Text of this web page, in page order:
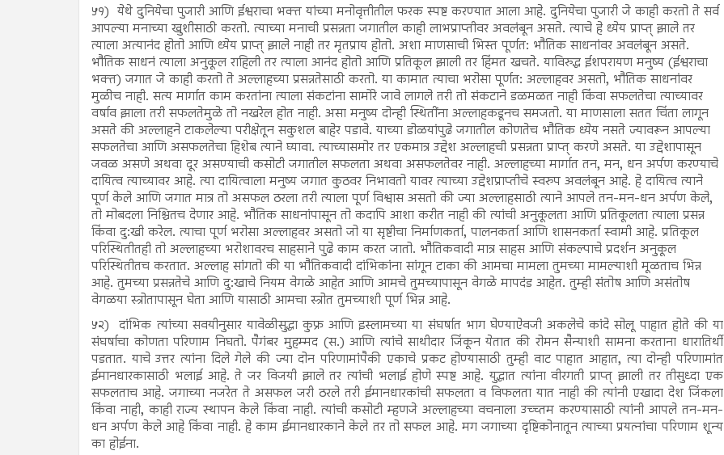
५१) येथे दुनियेचा पुजारी आणि ईश्वराचा भक्त यांच्या मनोवृत्तीतील फरक स्पष्ट करण्यात आला आहे. दुनियेचा पुजारी जे काही करतो ते सर्व
आपल्या मनाच्या खुशीसाठी करतो. त्याच्या मनाची प्रसन्नता जगातील काही लाभप्राप्तीवर अवलंबून असते. त्याचे हे ध्येय प्राप्त् झाले तर
त्याला अत्यानंद होतो आणि ध्येय प्राप्त् झाले नाही तर मृतप्राय होतो. अशा माणसाची भिस्त पूर्णत: भौतिक साधनांवर अवलंबून असते.
भौतिक साधनं त्याला अनुकूल राहिली तर त्याला आनंद होतो आणि प्रतिकूल झाली तर हिंमत खचते. याविरुद्ध ईशपरायण मनुष्य (ईश्वराचा
भक्त) जगात जे काही करतो ते अल्लाहच्या प्रसन्नतेसाठी करतो. या कामात त्याचा भरोसा पूर्णत: अल्लाहवर असतो, भौतिक साधनांवर
मुळीच नाही. सत्य मार्गात काम करतांना त्याला संकटांना सामोरे जावे लागले तरी तो संकटाने डळमळत नाही किंवा सफलतेचा त्याच्यावर
वर्षाव झाला तरी सफलतेमुळे तो नखरेल होत नाही. असा मनुष्य दोन्ही स्थितींना अल्लाहकडूनच समजतो. या माणसाला सतत चिंता लागून
असते की अल्लाहने टाकलेल्या परीक्षेतून सकुशल बाहेर पडावे. याच्या डोळयांपुढे जगातील कोणतेच भौतिक ध्येय नसते ज्यावरून आपल्या
सफलतेचा आणि असफलतेचा हिशेब त्याने घ्यावा. त्याच्यासमोर तर एकमात्र उद्देश अल्लाहची प्रसन्नता प्राप्त् करणे असते. या उद्देशापासून
जवळ असणे अथवा दूर असण्याची कसोटी जगातील सफलता अथवा असफलतेवर नाही. अल्लाहच्या मार्गात तन, मन, धन अर्पण करण्याचे
दायित्व त्याच्यावर आहे. त्या दायित्वाला मनुष्य जगात कुठवर निभावतो यावर त्याच्या उद्देशप्राप्तीचे स्वरुप अवलंबून आहे. हे दायित्व त्याने
पूर्ण केले आणि जगात मात्र तो असफल ठरला तरी त्याला पूर्ण विश्वास असतो की ज्या अल्लाहसाठी त्याने आपले तन-मन-धन अर्पण केले,
तो मोबदला निश्चितच देणार आहे. भौतिक साधनांपासून तो कदापि आशा करीत नाही की त्यांची अनुकूलता आणि प्रतिकूलता त्याला प्रसन्न
किंवा दु:खी करेल. त्याचा पूर्ण भरोसा अल्लाहवर असतो जो या सृष्टीचा निर्माणकर्ता, पालनकर्ता आणि शासनकर्ता स्वामी आहे. प्रतिकूल
परिस्थितीतही तो अल्लाहच्या भरोशावरच साहसाने पुढे काम करत जातो. भौतिकवादी मात्र साहस आणि संकल्पाचे प्रदर्शन अनुकूल
परिस्थितीतच करतात. अल्लाह सांगतो की या भौतिकवादी दांभिकांना सांगून टाका की आमचा मामला तुमच्या मामल्याशी मूळताच भिन्न
आहे. तुमच्या प्रसन्नतेचे आणि दु:खाचे नियम वेगळे आहेत आणि आमचे तुमच्यापासून वेगळे मापदंड आहेत. तुम्ही संतोष आणि असंतोष
वेगळया स्त्रोतापासून घेता आणि यासाठी आमचा स्त्रोत तुमच्याशी पूर्ण भिन्न आहे.
५२) दांभिक त्यांच्या सवयीनुसार यावेळीसुद्धा कुफ्र आणि इस्लामच्या या संघर्षात भाग घेण्याऐवजी अकलेचे कांदे सोलू पाहात होते की या
संघर्षाचा कोणता परिणाम निघतो. पैगंबर मुहम्मद (स.) आणि त्यांचे साथीदार जिंकून येतात की रोमन सैन्याशी सामना करताना धारातिर्थी
पडतात. याचे उत्तर त्यांना दिले गेले की ज्या दोन परिणामांपैकी एकाचे प्रकट होण्यासाठी तुम्ही वाट पाहात आहात, त्या दोन्ही परिणामांत
ईमानधारकासाठी भलाई आहे. ते जर विजयी झाले तर त्यांची भलाई होणे स्पष्ट आहे. युद्धात त्यांना वीरगती प्राप्त् झाली तर तीसुध्दा एक
सफलताच आहे. जगाच्या नजरेत ते असफल जरी ठरले तरी ईमानधारकांची सफलता व विफलता यात नाही की त्यांनी एखादा देश जिंकला
किंवा नाही, काही राज्य स्थापन केले किंवा नाही. त्यांची कसोटी म्हणजे अल्लाहच्या वचनाला उच्च्तम करण्यासाठी त्यांनी आपले तन-मन-
धन अर्पण केले आहे किंवा नाही. हे काम ईमानधारकाने केले तर तो सफल आहे. मग जगाच्या दृष्टिकोनातून त्याच्या प्रयत्नांचा परिणाम शून्य
का होईना.